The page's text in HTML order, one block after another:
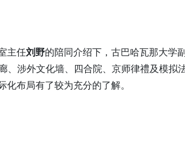
主任刘野的陪同介绍下，古巴哈瓦那大学
、涉外文化墙、四合院、京师律禮及模拟
布局有了较为充分的了解。